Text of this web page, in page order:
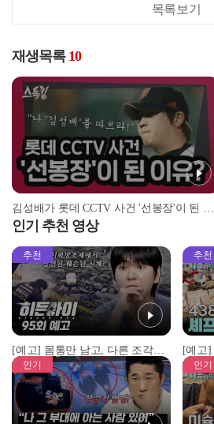
목록보기
재생목록 10
김성배가 롯데 CCTV 사건 '선봉장'이 된 이유? | #스톡킹 EP.12-4
인기 추천 영상
추천
[예고] 몸통만 남고, 다른 조각은 어디에..? 시화호에서 드러난 충격적인 토막 살인사건!
추천
인기 인기